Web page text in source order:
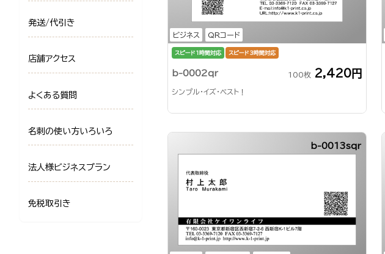
ビジネス QRコード
スピード1時間対応 スピード3時間対応
b-0002qr 100枚 2,420円
シンプル・イズ・ベスト！
b-0013sqr
発送/代引き
店舗アクセス
よくある質問
名刺の使い方いろいろ
法人様ビジネスプラン
免税取引き